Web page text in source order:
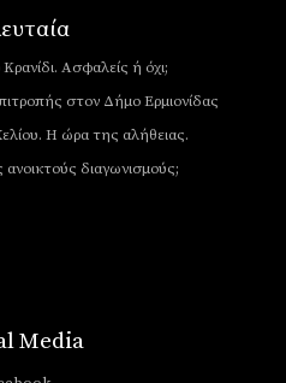
Ασφαλείς ή όχι;
στον Δήμο Ερμιονίδας
Η ώρα της αλήθειας.
ανοικτούς διαγωνισμούς;
Media